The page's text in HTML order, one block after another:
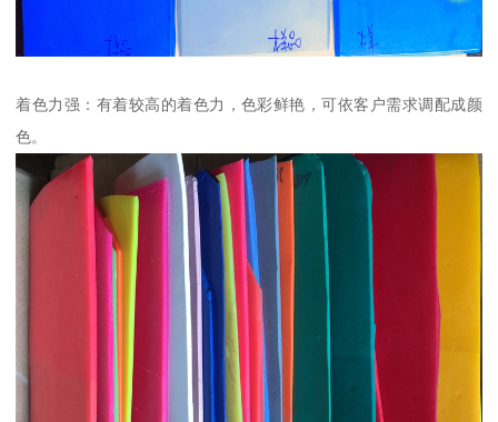
着色力强：有着较高的着色力，色彩鲜艳，可依客户需求调配成颜
色。